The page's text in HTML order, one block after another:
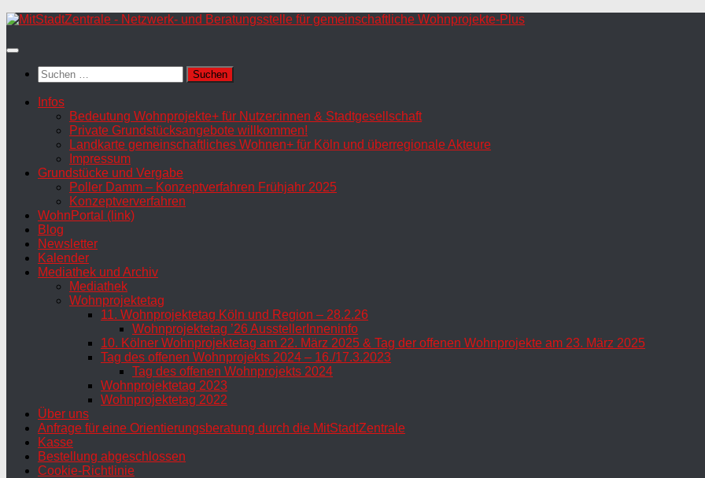
Zum
springen
Suchen
nach:
Infos
Bedeutung Wohnprojekte+ für Nutzer:innen & Stadtgesellschaft
Private Grundstücksangebote willkommen!
Landkarte gemeinschaftliches Wohnen+ für Köln und überregionale Akteure
Impressum
Grundstücke und Vergabe
Poller Damm – Konzeptverfahren Frühjahr 2025
Konzeptververfahren
WohnPortal (link)
Blog
Newsletter
Kalender
Mediathek und Archiv
Mediathek
Wohnprojektetag
11. Wohnprojektetag Köln und Region – 28.2.26
Wohnprojektetag ’26 AusstellerInneninfo
10. Kölner Wohnprojektetag am 22. März 2025 & Tag der offenen Wohnprojekte am 23. März 2025
Tag des offenen Wohnprojekts 2024 – 16./17.3.2023
Tag des offenen Wohnprojekts 2024
Wohnprojektetag 2023
Wohnprojektetag 2022
Über uns
Anfrage für eine Orientierungsberatung durch die MitStadtZentrale
Kasse
Bestellung abgeschlossen
Cookie-Richtlinie